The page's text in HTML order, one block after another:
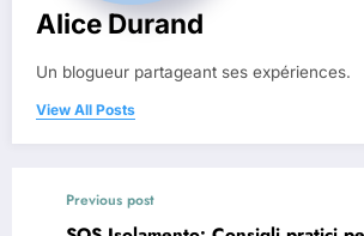
Alice Durand
Un blogueur partageant ses expériences.
View All Posts
Previous post